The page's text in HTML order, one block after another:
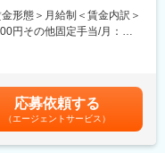
修やOJTを通して業務スキ
修体制を整備しています。
すい環境が整っています。
性管理職平均12％）と長期
り（原則6時間勤務から7時
療機関から「ありがとう」
は、ひとしおです。
形態＞月給制＜賃金内訳＞
円その他固定手当/月：
2回（6月、12月）／昇
賞与（秋季賞与）支給の場
等の割増賃金は別途支給
選考を通じて上下する可能
応募依頼する
（エージェントサービス）